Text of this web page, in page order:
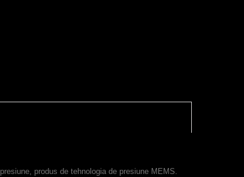
produs de tehnologia de presiune MEMS.